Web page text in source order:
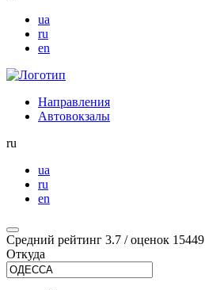
ua
ru
en
Направления
Автовокзалы
ru
ua
ru
en
Средний рейтинг 3.7 / оценок 15449
Откуда